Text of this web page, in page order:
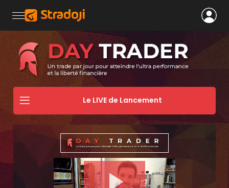
Le LIVE de Lancement